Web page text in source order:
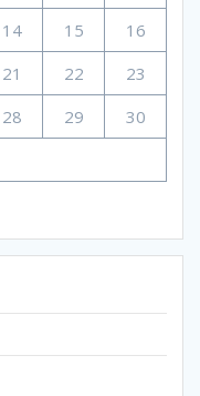
14 15
16
21 22
23
28 29
30